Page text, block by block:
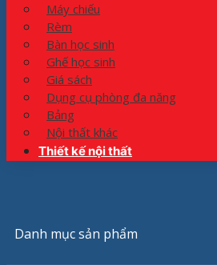
Máy chiếu
Rèm
Bàn học sinh
Ghế học sinh
Giá sách
Dụng cụ phòng đa năng
Bảng
Nội thất khác
Thiết kế nội thất
Danh mục sản phẩm